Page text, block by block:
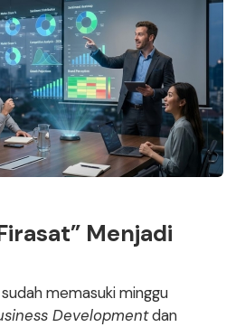
Menjadi
memasuki minggu
Developmentdan